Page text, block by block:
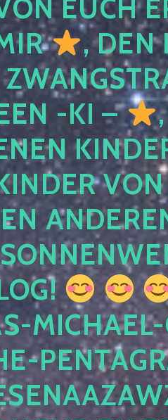
EUCH
, DEN
-KI –